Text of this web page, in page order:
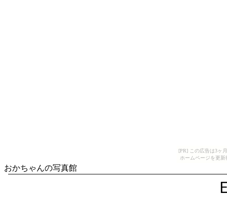
[PR] この広告は3ヶ
ホームページを更
おかちゃんの写真館